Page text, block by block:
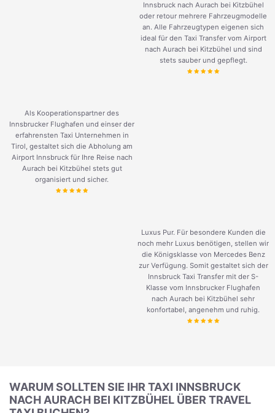
Innsbruck nach Aurach bei Kitzbühel
oder retour mehrere Fahrzeugmodelle
an. Alle Fahrzeugtypen eigenen sich
ideal für den Taxi Transfer vom Airport
nach Aurach bei Kitzbühel und sind
stets sauber und gepflegt.
Als Kooperationspartner des
Innsbrucker Flughafen und einser der
erfahrensten Taxi Unternehmen in
Tirol, gestaltet sich die Abholung am
Airport Innsbruck für Ihre Reise nach
Aurach bei Kitzbühel stets gut
organisiert und sicher.
Luxus Pur. Für besondere Kunden die
noch mehr Luxus benötigen, stellen wir
die Königsklasse von Mercedes Benz
zur Verfügung. Somit gestaltet sich der
Innsbruck Taxi Transfer mit der S-
Klasse vom Innsbrucker Flughafen
nach Aurach bei Kitzbühel sehr
konfortabel, angenehm und ruhig.
WARUM SOLLTEN SIE IHR TAXI INNSBRUCK
NACH AURACH BEI KITZBÜHEL ÜBER TRAVEL